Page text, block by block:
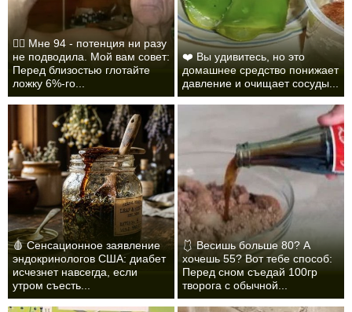
❤️‍🔥 Мне 94 - потенция ни разу
не подводила. Мой вам совет:
Перед близостью глотайте
ложку 6%-го...
❤️ Вы удивитесь, но это
домашнее средство понижает
давление и очищает сосуды...
🩸 Сенсационное заявление
эндокринологов США: диабет
исчезнет навсегда, если
утром съесть...
🩱 Весишь больше 80? А
хочешь 55? Вот тебе способ:
Перед сном съедай 100гр
творога с обычной...